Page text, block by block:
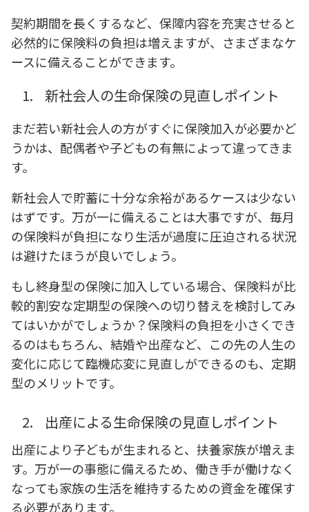
契約期間を長くするなど、保障内容を充実させると
必然的に保険料の負担は増えますが、さまざまなケ
ースに備えることができます。
1. 新社会人の生命保険の見直しポイント
まだ若い新社会人の方がすぐに保険加入が必要かど
うかは、配偶者や子どもの有無によって違ってきま
す。
新社会人で貯蓄に十分な余裕があるケースは少ない
はずです。万が一に備えることは大事ですが、毎月
の保険料が負担になり生活が過度に圧迫される状況
は避けたほうが良いでしょう。
もし終身型の保険に加入している場合、保険料が比
較的割安な定期型の保険への切り替えを検討してみ
てはいかがでしょうか？保険料の負担を小さくでき
るのはもちろん、結婚や出産など、この先の人生の
変化に応じて臨機応変に見直しができるのも、定期
型のメリットです。
2. 出産による生命保険の見直しポイント
出産により子どもが生まれると、扶養家族が増えま
す。万が一の事態に備えるため、働き手が働けなく
なっても家族の生活を維持するための資金を確保す
る必要があります。